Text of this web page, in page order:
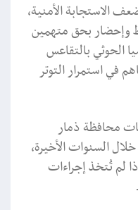
الاستجابة الأمنية،
وإحضار بحق متهمين
الحوثي بالتقاعس
في استمرار التوتر
محافظة ذمار
السنوات الأخيرة،
لم تُتخذ إجراءات